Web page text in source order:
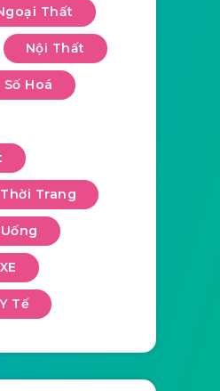
Thất
Nội Thất
Số Hoá
Thời Trang
XE
Y Tế